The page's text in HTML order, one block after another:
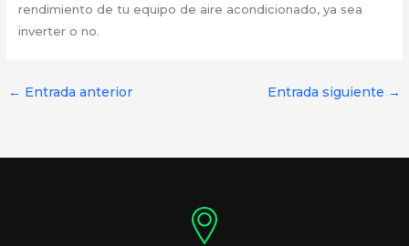
rendimiento de tu equipo de aire acondicionado, ya sea
inverter o no.
← Entrada anterior Entrada siguiente →